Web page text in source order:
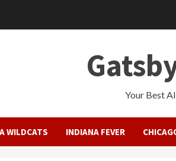
Your Best
WILDCATS INDIANA FEVER